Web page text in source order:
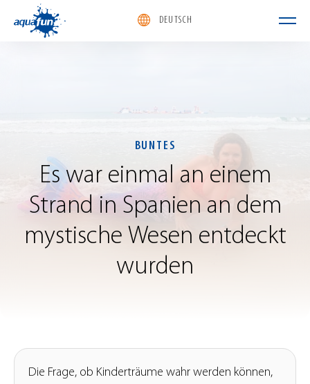
DEUTSCH
BUNTES
Es war einmal an einem
Strand in Spanien an dem
mystische Wesen entdeckt
wurden
Die Frage, ob Kinderträume wahr werden können,